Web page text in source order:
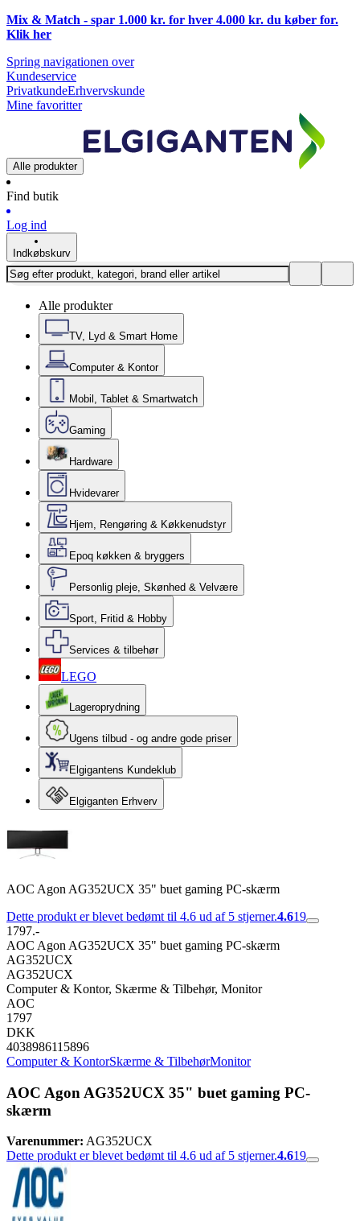
Mix & Match - spar 1.000 kr. for hver 4.000 kr. du køber for.
Klik her
Spring navigationen over
Kundeservice
PrivatkundeErhvervskunde
Mine favoritter
Alle produkter
Find butik
Log ind
Indkøbskurv
Alle produkter
TV, Lyd & Smart Home
Computer & Kontor
Mobil, Tablet & Smartwatch
Gaming
Hardware
Hvidevarer
Hjem, Rengøring & Køkkenudstyr
Epoq køkken & bryggers
Personlig pleje, Skønhed & Velvære
Sport, Fritid & Hobby
Services & tilbehør
LEGO
Lageroprydning
Ugens tilbud - og andre gode priser
Elgigantens Kundeklub
Elgiganten Erhverv
AOC Agon AG352UCX 35" buet gaming PC-skærm
Dette produkt er blevet bedømt til 4.6 ud af 5 stjerner.4.619
1797.-
AOC Agon AG352UCX 35" buet gaming PC-skærm
AG352UCX
AG352UCX
Computer & Kontor, Skærme & Tilbehør, Monitor
AOC
1797
DKK
4038986115896
Computer & KontorSkærme & TilbehørMonitor
AOC Agon AG352UCX 35" buet gaming PC-
skærm
Varenummer: AG352UCX
Dette produkt er blevet bedømt til 4.6 ud af 5 stjerner.4.619